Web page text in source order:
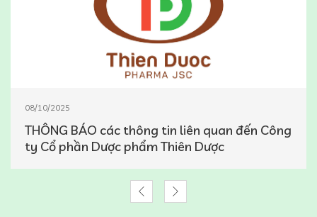
08/10/2025
THÔNG BÁO các thông tin liên quan đến Công
ty Cổ phần Dược phẩm Thiên Dược